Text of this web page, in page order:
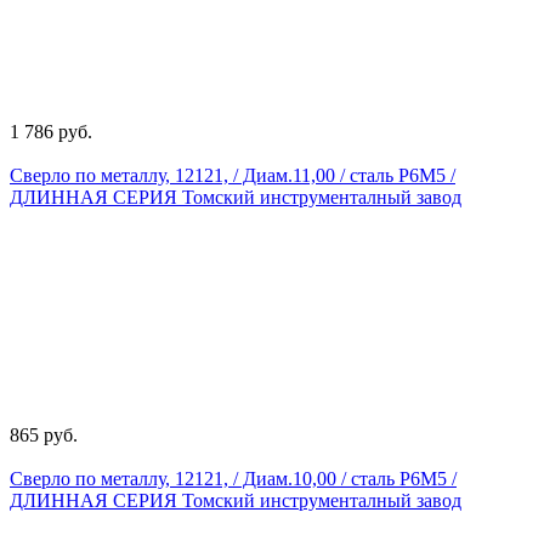
1 786 руб.
Сверло по металлу, 12121, / Диам.11,00 / сталь Р6М5 /
ДЛИННАЯ СЕРИЯ Томский инструменталный завод
865 руб.
Сверло по металлу, 12121, / Диам.10,00 / сталь Р6М5 /
ДЛИННАЯ СЕРИЯ Томский инструменталный завод